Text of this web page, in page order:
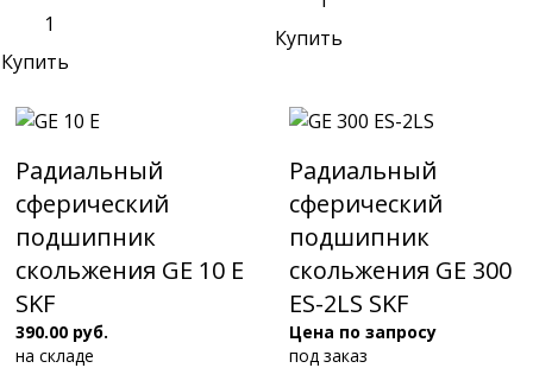
Купить
Купить
Радиальный
сферический
подшипник
скольжения GE 10 E
SKF
390.00 руб.
на складе
Радиальный
сферический
подшипник
скольжения GE 300
ES-2LS SKF
Цена по запросу
под заказ